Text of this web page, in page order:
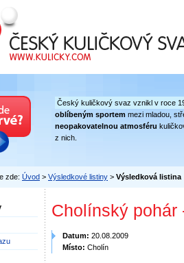
kuličkový svaz
Český kuličkový svaz vznikl v roce
oblíbeným sportem mezi mladou,
neopakovatelnou atmosféru
z nich.
zde: Úvod > Výsledkové listiny > Výsledková listina
Cholínský pohár
Datum: 20.08.2009
Místo: Cholín